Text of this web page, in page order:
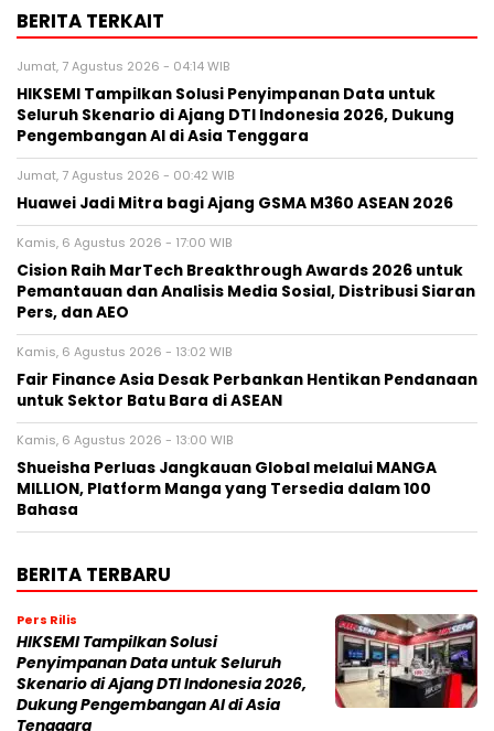
BERITA TERKAIT
Jumat, 7 Agustus 2026 - 04:14 WIB
HIKSEMI Tampilkan Solusi Penyimpanan Data untuk
Seluruh Skenario di Ajang DTI Indonesia 2026, Dukung
Pengembangan AI di Asia Tenggara
Jumat, 7 Agustus 2026 - 00:42 WIB
Huawei Jadi Mitra bagi Ajang GSMA M360 ASEAN 2026
Kamis, 6 Agustus 2026 - 17:00 WIB
Cision Raih MarTech Breakthrough Awards 2026 untuk
Pemantauan dan Analisis Media Sosial, Distribusi Siaran
Pers, dan AEO
Kamis, 6 Agustus 2026 - 13:02 WIB
Fair Finance Asia Desak Perbankan Hentikan Pendanaan
untuk Sektor Batu Bara di ASEAN
Kamis, 6 Agustus 2026 - 13:00 WIB
Shueisha Perluas Jangkauan Global melalui MANGA
MILLION, Platform Manga yang Tersedia dalam 100
Bahasa
BERITA TERBARU
Pers Rilis
HIKSEMI Tampilkan Solusi
Penyimpanan Data untuk Seluruh
Skenario di Ajang DTI Indonesia 2026,
Dukung Pengembangan AI di Asia
Tenggara